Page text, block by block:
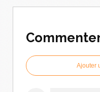
Ajouter